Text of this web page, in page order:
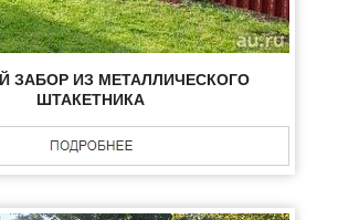
ЗАБОР ИЗ МЕТАЛЛИЧЕСКОГО
ШТАКЕТНИКА